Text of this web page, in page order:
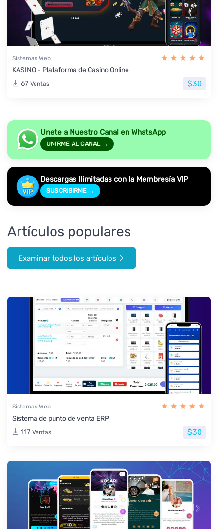
Sistemas Web
KASINO - Plataforma de Casino Online
67 Ventas $30
Unete a Nuestro Canal en WhatsApp
UNIRME AL CANAL →
Descargas Ilimitadas con la Membresía VIP
SUSCRIBIRME →
Artículos populares
Examinar todos los artículos
Sistemas Web
Sistema de punto de venta ERP
117 Ventas $30